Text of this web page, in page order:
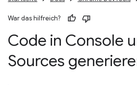
War das hilfreich?
Code in Console
Sources